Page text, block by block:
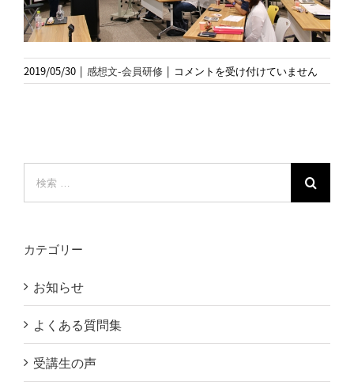
2019/05/30 | 感想文-会員研修 | 2019
年
研
コメントを受け付けていません
カテゴリー
お知らせ
よくある質問集
受講生の声